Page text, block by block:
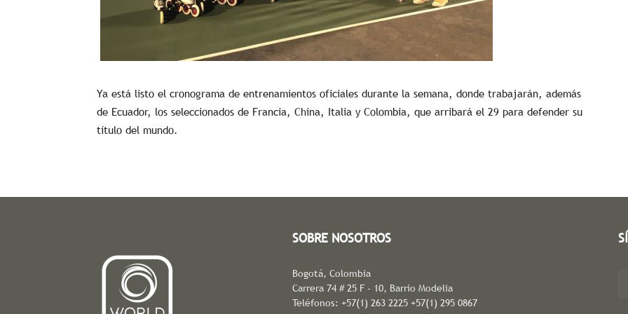
Ya está listo el cronograma de entrenamientos oficiales durante la semana, donde trabajarán, además
de Ecuador, los seleccionados de Francia, China, Italia y Colombia, que arribará el 29 para defender su
título del mundo.
SOBRE NOSOTROS
Bogotá, Colombia
Carrera 74 # 25 F - 10, Barrio Modelia
Teléfonos: +57(1) 263 2225 +57(1) 295 0867